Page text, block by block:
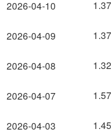
2026-04-10
2026-04-09
2026-04-08
2026-04-07
2026-04-03